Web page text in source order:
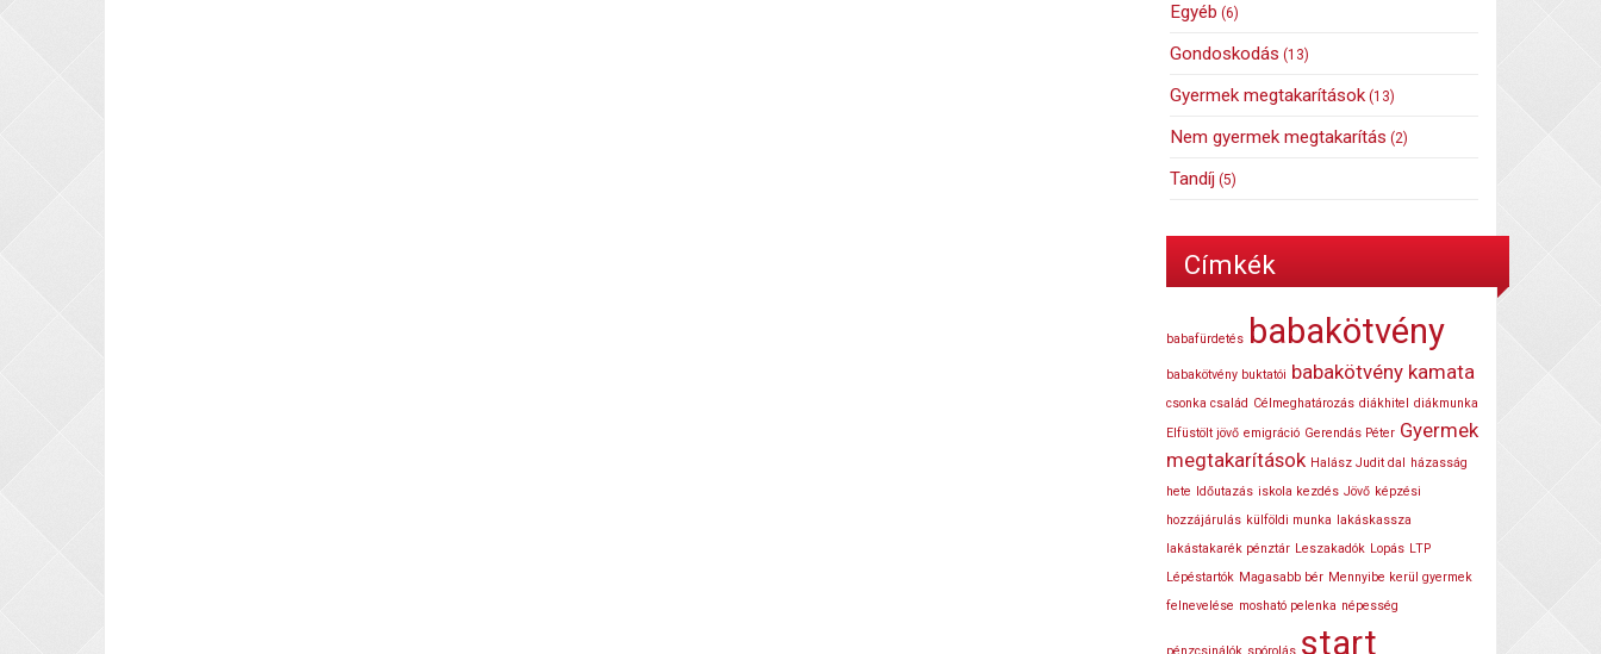
Egyéb (6)
Gondoskodás (13)
Gyermek megtakarítások (13)
Nem gyermek megtakarítás (2)
Tandíj (5)
Címkék
babafürdetés babakötvény
babakötvény buktatói babakötvény kamata
csonka család Célmeghatározás diákhitel diákmunka
Elfüstölt jövő emigráció Gerendás Péter Gyermek
megtakarítások Halász Judit dal házasság
hete Időutazás iskola kezdés Jövő képzési
hozzájárulás külföldi munka lakáskassza
lakástakarék pénztár Leszakadók Lopás LTP
Lépéstartók Magasabb bér Mennyibe kerül gyermek
felnevelése mosható pelenka népesség
pénzcsinálók spórolás start